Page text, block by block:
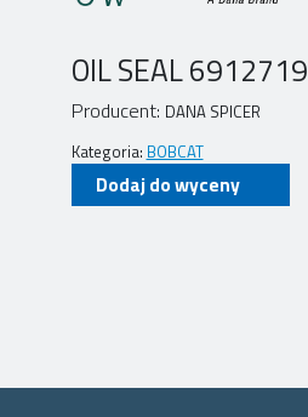
OIL SEAL 6912719
Producent: DANA SPICER
Kategoria: BOBCAT
Dodaj do wyceny